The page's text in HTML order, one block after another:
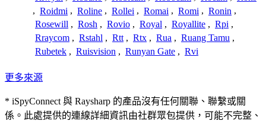
, Roidmi , Roline , Rollei , Romai , Romi , Ronin ,
Rosewill , Rosh , Rovio , Royal , Royallite , Rpi ,
Rraycom , Rstahl , Rtt , Rtx , Rua , Ruang Tamu ,
Rubetek , Ruisvision , Runyan Gate , Rvi
更多來源
* iSpyConnect 與 Raysharp 的產品沒有任何關聯、聯繫或關
係。此處提供的連線詳細資訊由社群眾包提供，可能不完整、